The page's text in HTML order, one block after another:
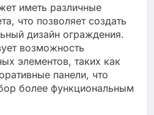
иметь различные
что позволяет создать
дизайн ограждения.
возможность
элементов, таких как
панели, что
более функциональным